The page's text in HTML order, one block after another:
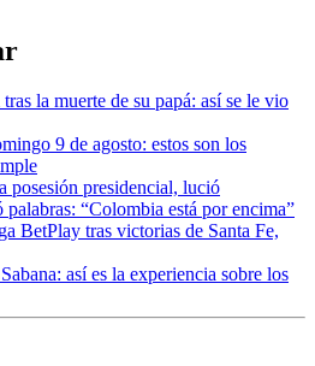
la muerte de su papá: así se le vio
9 de agosto: estos son los
posesión presidencial, lució
palabras: “Colombia está por encima”
BetPlay tras victorias de Santa Fe,
así es la experiencia sobre los